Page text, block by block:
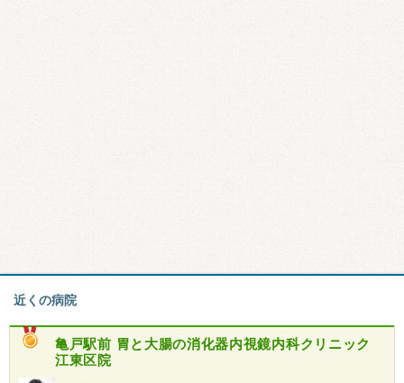
近くの病院
亀戸駅前 胃と大腸の消化器内視鏡内科クリニック
江東区院